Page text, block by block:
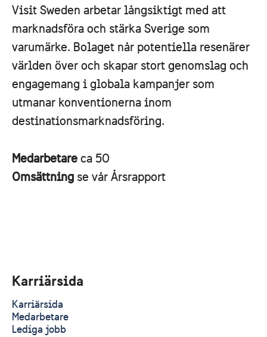
Visit Sweden arbetar långsiktigt med att
marknadsföra och stärka Sverige som
varumärke. Bolaget når potentiella resenärer
världen över och skapar stort genomslag och
engagemang i globala kampanjer som
utmanar konventionerna inom
destinationsmarknadsföring.
Medarbetareca 50
Omsättning se vår Årsrapport
Karriärsida
Karriärsida
Medarbetare
Lediga jobb